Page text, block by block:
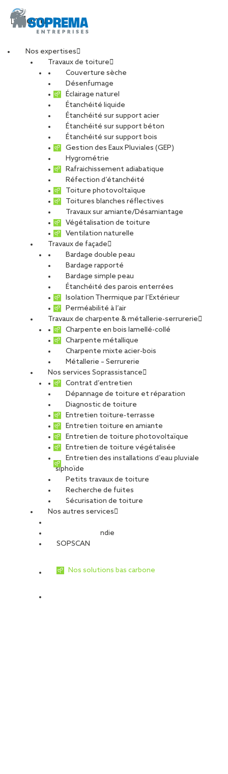
Menu
Nos expertises
Travaux de toiture
Couverture sèche
Désenfumage
Éclairage naturel
Étanchéité liquide
Étanchéité sur support acier
Étanchéité sur support béton
Étanchéité sur support bois
Gestion des Eaux Pluviales (GEP)
Hygrométrie
Rafraichissement adiabatique
Réfection d’étanchéité
Toiture photovoltaïque
Toitures blanches réflectives
Travaux sur amiante/Désamiantage
Végétalisation de toiture
Ventilation naturelle
Travaux de façade
Bardage double peau
Bardage rapporté
Bardage simple peau
Étanchéité des parois enterrées
Isolation Thermique par l’Extérieur
Perméabilité à l’air
Travaux de charpente & métallerie-serrurerie
Charpente en bois lamellé-collé
Charpente métallique
Charpente mixte acier-bois
Métallerie – Serrurerie
Nos services Soprassistance
Contrat d’entretien
Dépannage de toiture et réparation
Diagnostic de toiture
Entretien toiture-terrasse
Entretien toiture en amiante
Entretien de toiture photovoltaïque
Entretien de toiture végétalisée
Entretien des installations d’eau pluviale
siphoïde
Petits travaux de toiture
Recherche de fuites
Sécurisation de toiture
Nos autres services
Sécurité Incendie
SOPSCAN
Nos solutions bas carbone
4
PARTAGER